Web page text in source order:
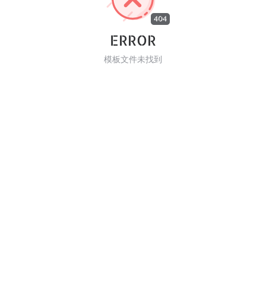
404
ERROR
模板文件未找到